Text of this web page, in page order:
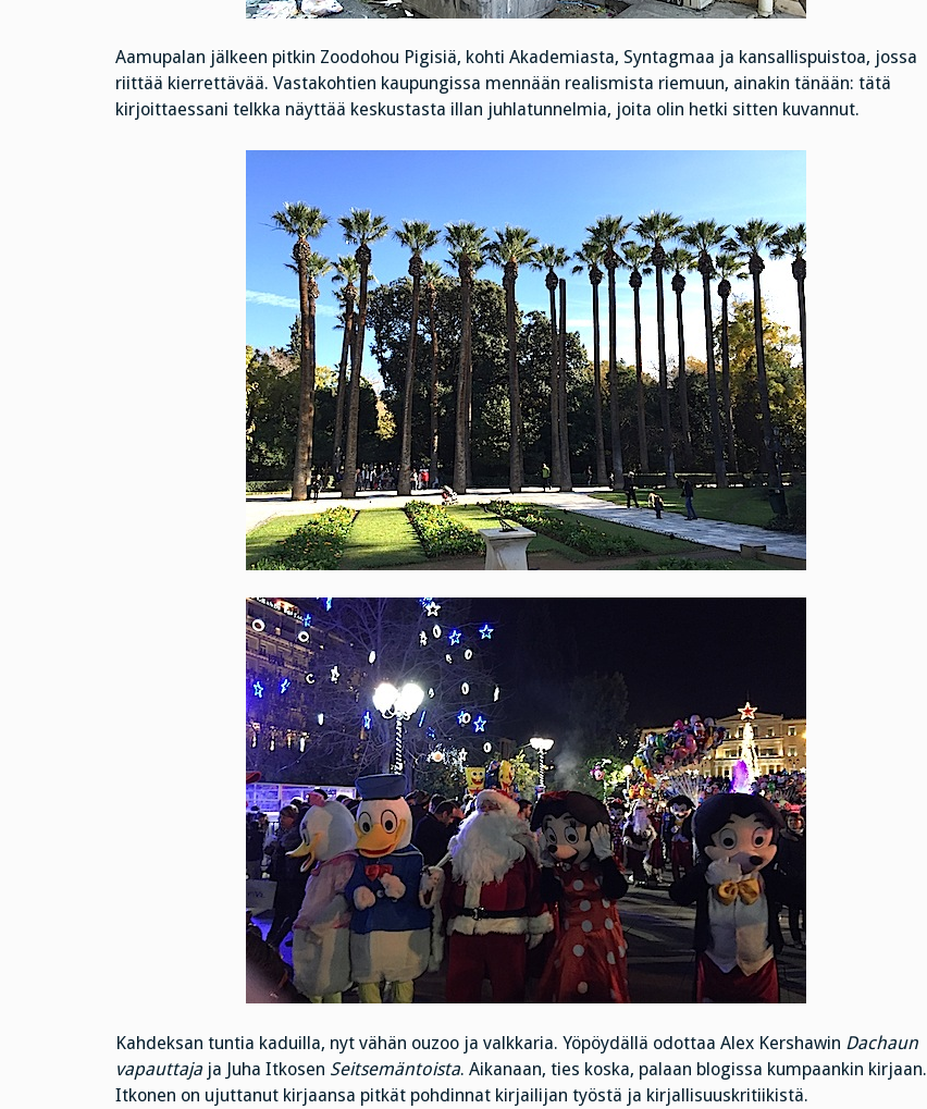
Aamupalan jälkeen pitkin Zoodohou Pigisiä, kohti Akademiasta, Syntagmaa ja kansallispuistoa, jossa
riittää kierrettävää. Vastakohtien kaupungissa mennään realismista riemuun, ainakin tänään: tätä
kirjoittaessani telkka näyttää keskustasta illan juhlatunnelmia, joita olin hetki sitten kuvannut.
Kahdeksan tuntia kaduilla, nyt vähän ouzoo ja valkkaria. Yöpöydällä odottaa Alex Kershawin Dachaun
vapauttajaja Juha Itkosen Seitsemäntoista. Aikanaan, ties koska, palaan blogissa kumpaankin kirjaan.
Itkonen on ujuttanut kirjaansa pitkät pohdinnat kirjailijan työstä ja kirjallisuuskritiikistä.